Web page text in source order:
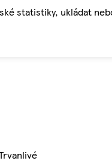
statistiky, ukládat